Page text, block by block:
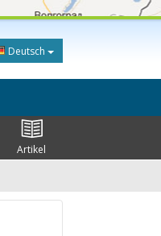
Deutsch
Artikel